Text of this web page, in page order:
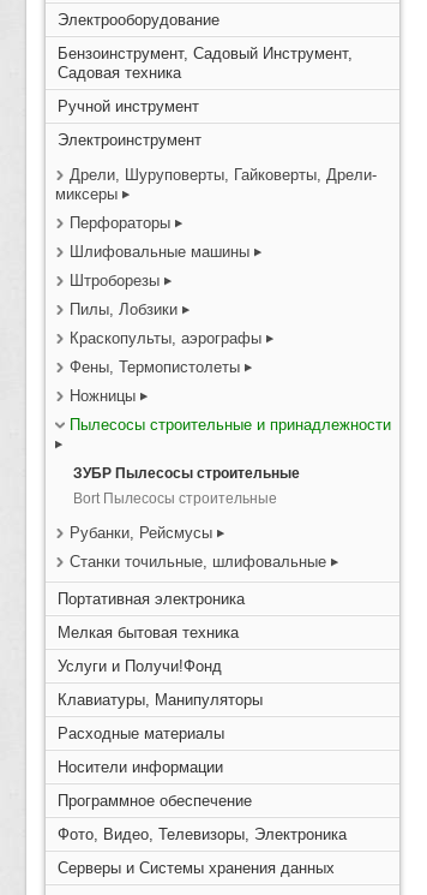
Электрооборудование
Бензоинструмент, Садовый Инструмент,
Садовая техника
Ручной инструмент
Электроинструмент
Дрели, Шуруповерты, Гайковерты, Дрели-
миксеры
Перфораторы
Шлифовальные машины
Штроборезы
Пилы, Лобзики
Краскопульты, аэрографы
Фены, Термопистолеты
Ножницы
Пылесосы строительные и принадлежности
ЗУБР Пылесосы строительные
Bort Пылесосы строительные
Рубанки, Рейсмусы
Станки точильные, шлифовальные
Портативная электроника
Мелкая бытовая техника
Услуги и Получи!Фонд
Клавиатуры, Манипуляторы
Расходные материалы
Носители информации
Программное обеспечение
Фото, Видео, Телевизоры, Электроника
Серверы и Системы хранения данных